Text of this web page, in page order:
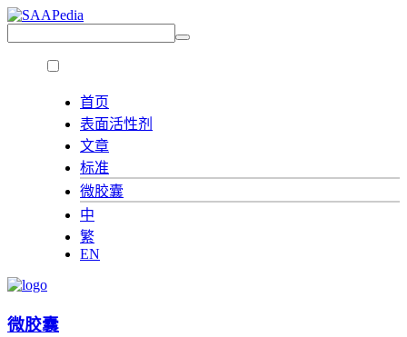
首页
表面活性剂
文章
标准
微胶囊
中
繁
EN
微胶囊